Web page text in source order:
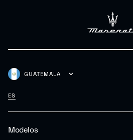
Modelos
GUATEMALA
ES